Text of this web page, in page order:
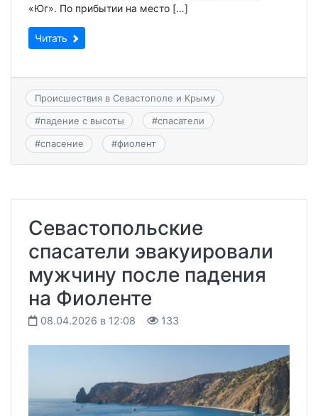
«Юг». По прибытии на место […]
Читать
Происшествия в Севастополе и Крыму
#падение с высоты #спасатели
#спасение #фиолент
Севастопольские
спасатели эвакуировали
мужчину после падения
на Фиоленте
08.04.2026 в 12:08 133